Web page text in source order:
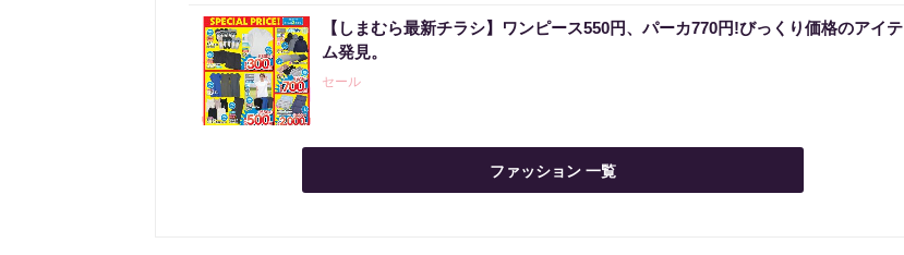
【しまむら最新チラシ】ワンピース550円、パーカ770円!びっくり価格のアイテ
ム発見。
セール
ファッション 一覧